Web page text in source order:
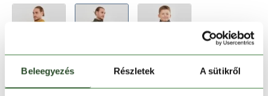
Beleegyezés Részletek A sütikről